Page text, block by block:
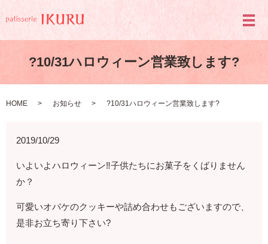
メ
?10/31ハロウィーン営業致します?
HOME お知らせ ?10/31ハロウィーン営業致します?
2019/10/29
いよいよハロウィーン‼️子供たちにお菓子をくばりません
か？
可愛いオバケのクッキーや詰め合わせもございますので、
是非お立ち寄り下さい?